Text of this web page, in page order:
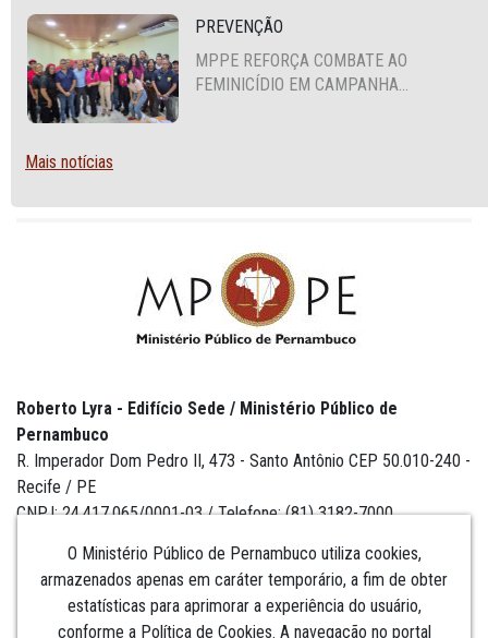
PREVENÇÃO
MPPE REFORÇA COMBATE AO
FEMINICÍDIO EM CAMPANHA
Mais notícias
O Ministério Público de Pernambuco utiliza cookies,
armazenados apenas em caráter temporário, a fim de obter
estatísticas para aprimorar a experiência do usuário,
conforme a Política de Cookies. A navegação no portal
Roberto Lyra - Edifício Sede / Ministério Público de
Pernambuco
R. Imperador Dom Pedro II, 473 - Santo Antônio CEP 50.010-240 -
Recife / PE
CNPJ: 24.417.065/0001-03 / Telefone: (81) 3182-7000
Institucional